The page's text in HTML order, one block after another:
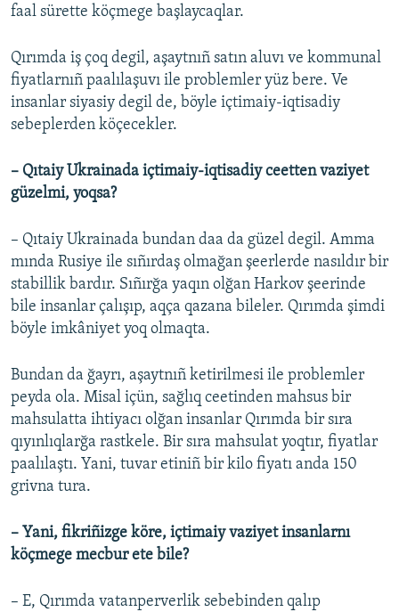
faal sürette köçmege başlaycaqlar.
Qırımda iş çoq degil, aşaytnıñ satın aluvı ve kommunal
fiyatlarnıñ paalılaşuvı ile problemler yüz bere. Ve
insanlar siyasiy degil de, böyle içtimaiy-iqtisadiy
sebeplerden köçecekler.
– Qıtaiy Ukrainada içtimaiy-iqtisadiy ceetten vaziyet
güzelmi, yoqsa?
– Qıtaiy Ukrainada bundan daa da güzel degil. Amma
mında Rusiye ile sıñırdaş olmağan şeerlerde nasıldır bir
stabillik bardır. Sıñırğa yaqın olğan Harkov şeerinde
bile insanlar çalışıp, aqça qazana bileler. Qırımda şimdi
böyle imkâniyet yoq olmaqta.
Bundan da ğayrı, aşaytnıñ ketirilmesi ile problemler
peyda ola. Misal içün, sağlıq ceetinden mahsus bir
mahsulatta ihtiyacı olğan insanlar Qırımda bir sıra
qıyınlıqlarğa rastkele. Bir sıra mahsulat yoqtır, fiyatlar
paalılaştı. Yani, tuvar etiniñ bir kilo fiyatı anda 150
grivna tura.
– Yani, fikriñizge köre, içtimaiy vaziyet insanlarnı
köçmege mecbur ete bile?
– E, Qırımda vatanperverlik sebebinden qalıp